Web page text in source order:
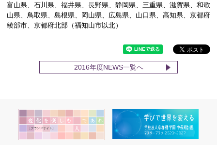
富山県、石川県、福井県、長野県、静岡県、三重県、滋賀県、和歌
山県、鳥取県、島根県、岡山県、広島県、山口県、高知県、京都府
綾部市、京都府北部（福知山市以北）
2016年度NEWS一覧へ